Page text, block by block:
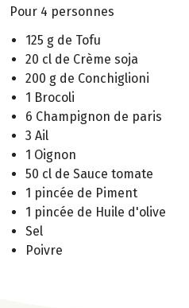
Pour 4 personnes
125 g de Tofu
20 cl de Crème soja
200 g de Conchiglioni
1 Brocoli
6 Champignon de paris
3 Ail
1 Oignon
50 cl de Sauce tomate
1 pincée de Piment
1 pincée de Huile d'olive
Sel
Poivre